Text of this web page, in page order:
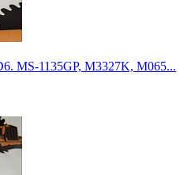
MS-1135GP, M3327K, M065...